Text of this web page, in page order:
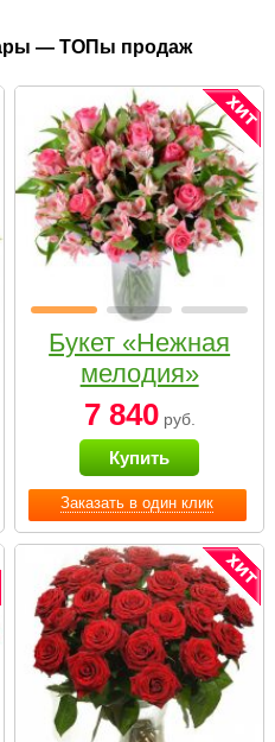
— ТОПы продаж
Заказать в один клик
Букет «Нежная
мелодия»
7 840руб.
Купить